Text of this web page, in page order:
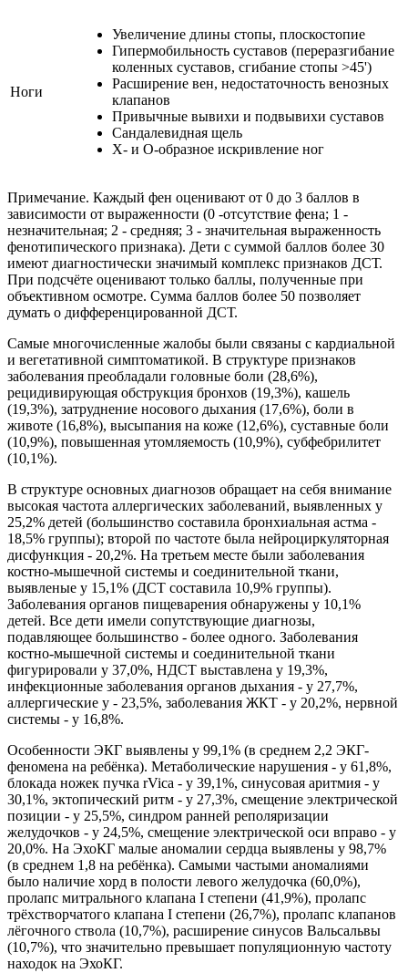
Ноги
Увеличение длины стопы, плоскостопие
Гипермобильность суставов (переразгибание
коленных суставов, сгибание стопы >45')
Расширение вен, недостаточность венозных
клапанов
Привычные вывихи и подвывихи суставов
Сандалевидная щель
Х- и О-образное искривление ног
Примечание. Каждый фен оценивают от 0 до 3 баллов в
зависимости от выраженности (0 -отсутствие фена; 1 -
незначительная; 2 - средняя; 3 - значительная выраженность
фенотипического признака). Дети с суммой баллов более 30
имеют диагностически значимый комплекс признаков ДСТ.
При подсчёте оценивают только баллы, полученные при
объективном осмотре. Сумма баллов более 50 позволяет
думать о дифференцированной ДСТ.
Самые многочисленные жалобы были связаны с кардиальной
и вегетативной симптоматикой. В структуре признаков
заболевания преобладали головные боли (28,6%),
рецидивирующая обструкция бронхов (19,3%), кашель
(19,3%), затруднение носового дыхания (17,6%), боли в
животе (16,8%), высыпания на коже (12,6%), суставные боли
(10,9%), повышенная утомляемость (10,9%), субфебрилитет
(10,1%).
В структуре основных диагнозов обращает на себя внимание
высокая частота аллергических заболеваний, выявленных у
25,2% детей (большинство составила бронхиальная астма -
18,5% группы); второй по частоте была нейроциркуляторная
дисфункция - 20,2%. На третьем месте были заболевания
костно-мышечной системы и соединительной ткани,
выявленые у 15,1% (ДСТ составила 10,9% группы).
Заболевания органов пищеварения обнаружены у 10,1%
детей. Все дети имели сопутствующие диагнозы,
подавляющее большинство - более одного. Заболевания
костно-мышечной системы и соединительной ткани
фигурировали у 37,0%, НДСТ выставлена у 19,3%,
инфекционные заболевания органов дыхания - у 27,7%,
аллергические у - 23,5%, заболевания ЖКТ - у 20,2%, нервной
системы - у 16,8%.
Особенности ЭКГ выявлены у 99,1% (в среднем 2,2 ЭКГ-
феномена на ребёнка). Метаболические нарушения - у 61,8%,
блокада ножек пучка rVica - у 39,1%, синусовая аритмия - у
30,1%, эктопический ритм - у 27,3%, смещение электрической
позиции - у 25,5%, синдром ранней реполяризации
желудочков - у 24,5%, смещение электрической оси вправо - у
20,0%. На ЭхоКГ малые аномалии сердца выявлены у 98,7%
(в среднем 1,8 на ребёнка). Самыми частыми аномалиями
было наличие хорд в полости левого желудочка (60,0%),
пролапс митрального клапана I степени (41,9%), пролапс
трёхстворчатого клапана I степени (26,7%), пролапс клапанов
лёгочного ствола (10,7%), расширение синусов Вальсальвы
(10,7%), что значительно превышает популяционную частоту
находок на ЭхоКГ.